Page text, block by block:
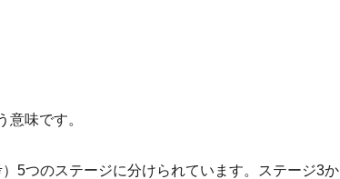
意味です。
5つのステージに分けられています。ステージ3か